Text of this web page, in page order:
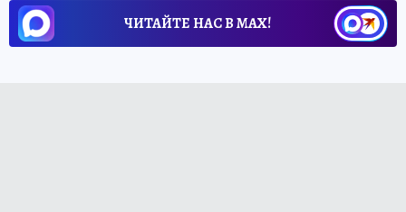
ЧИТАЙТЕ НАС В МАХ!